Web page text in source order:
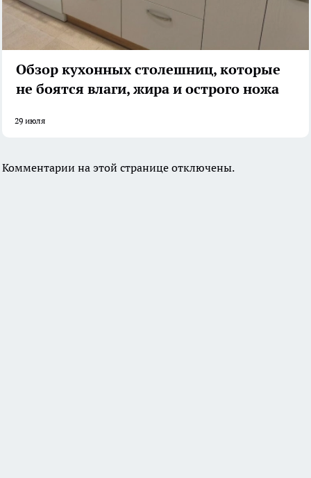
Обзор кухонных столешниц, которые
не боятся влаги, жира и острого ножа
29 июля
Комментарии на этой странице отключены.